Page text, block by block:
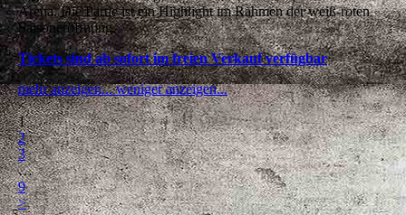
Arena. Die Partie ist ein Highlight im Rahmen der weiß-roten
Saisoneröffnung.
Tickets sind ab sofort im freien Verkauf verfügbar
mehr anzeigen...weniger anzeigen...
<
1
2
3
…
9
>